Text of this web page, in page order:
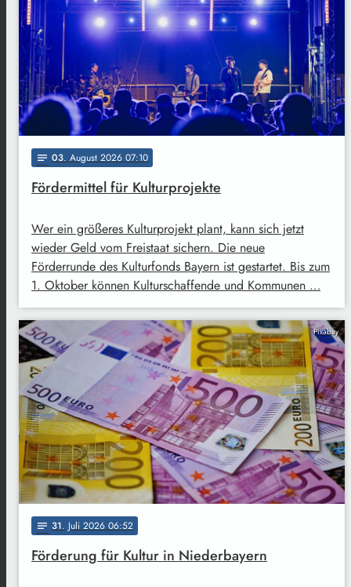
notes 03. August 2026 07:10
Fördermittel für Kulturprojekte
Wer ein größeres Kulturprojekt plant, kann sich jetzt
wieder Geld vom Freistaat sichern. Die neue
Förderrunde des Kulturfonds Bayern ist gestartet. Bis zum
1. Oktober können Kulturschaffende und Kommunen …
Pixabay
notes 31. Juli 2026 06:52
Förderung für Kultur in Niederbayern